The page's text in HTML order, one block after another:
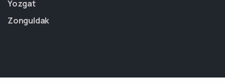
Yozgat
Zonguldak